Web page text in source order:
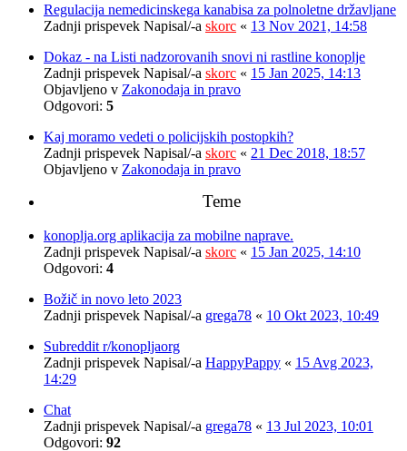
Regulacija nemedicinskega kanabisa za polnoletne državljane
Zadnji prispevek Napisal/-a skorc « 13 Nov 2021, 14:58
Dokaz - na Listi nadzorovanih snovi ni rastline konoplje
Zadnji prispevek Napisal/-a skorc « 15 Jan 2025, 14:13
Objavljeno v Zakonodaja in pravo
Odgovori: 5
Kaj moramo vedeti o policijskih postopkih?
Zadnji prispevek Napisal/-a skorc « 21 Dec 2018, 18:57
Objavljeno v Zakonodaja in pravo
Teme
konoplja.org aplikacija za mobilne naprave.
Zadnji prispevek Napisal/-a skorc « 15 Jan 2025, 14:10
Odgovori: 4
Božič in novo leto 2023
Zadnji prispevek Napisal/-a grega78 « 10 Okt 2023, 10:49
Subreddit r/konopljaorg
Zadnji prispevek Napisal/-a HappyPappy « 15 Avg 2023,
14:29
Chat
Zadnji prispevek Napisal/-a grega78 « 13 Jul 2023, 10:01
Odgovori: 92